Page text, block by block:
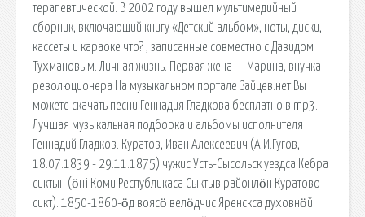
терапевтической. В 2002 году вышел мультимедийный
сборник, включающий книгу «Детский альбом», ноты, диски,
кассеты и караоке что? , записанные совместно с Давидом
Тухмановым. Личная жизнь. Первая жена — Марина, внучка
революционера На музыкальном портале Зайцев.нет Вы
можете скачать песни Геннадия Гладкова бесплатно в mp3.
Лучшая музыкальная подборка и альбомы исполнителя
Геннадий Гладков. Куратов, Иван Алексеевич (А.И.Гугов,
18.07.1839 - 29.11.1875) чужис Усть-Сысольск уездса Кебра
сиктын (ӧні Коми Республикаса Сыктыв районлӧн Куратово
сикт). 1850-1860-ӧд воясӧ велӧдчис Яренскса духовнӧй